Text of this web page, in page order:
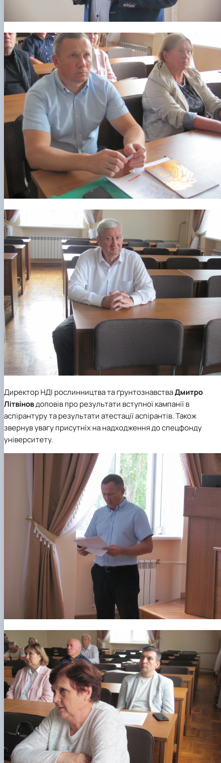
Директор НДІ рослинництва та ґрунтознавстваДмитро
Літвіновдоповів про результати вступної кампанії в
аспірантуру та результати атестації аспірантів. Також
звернув увагу присутніх на надходження до спецфонду
університету.